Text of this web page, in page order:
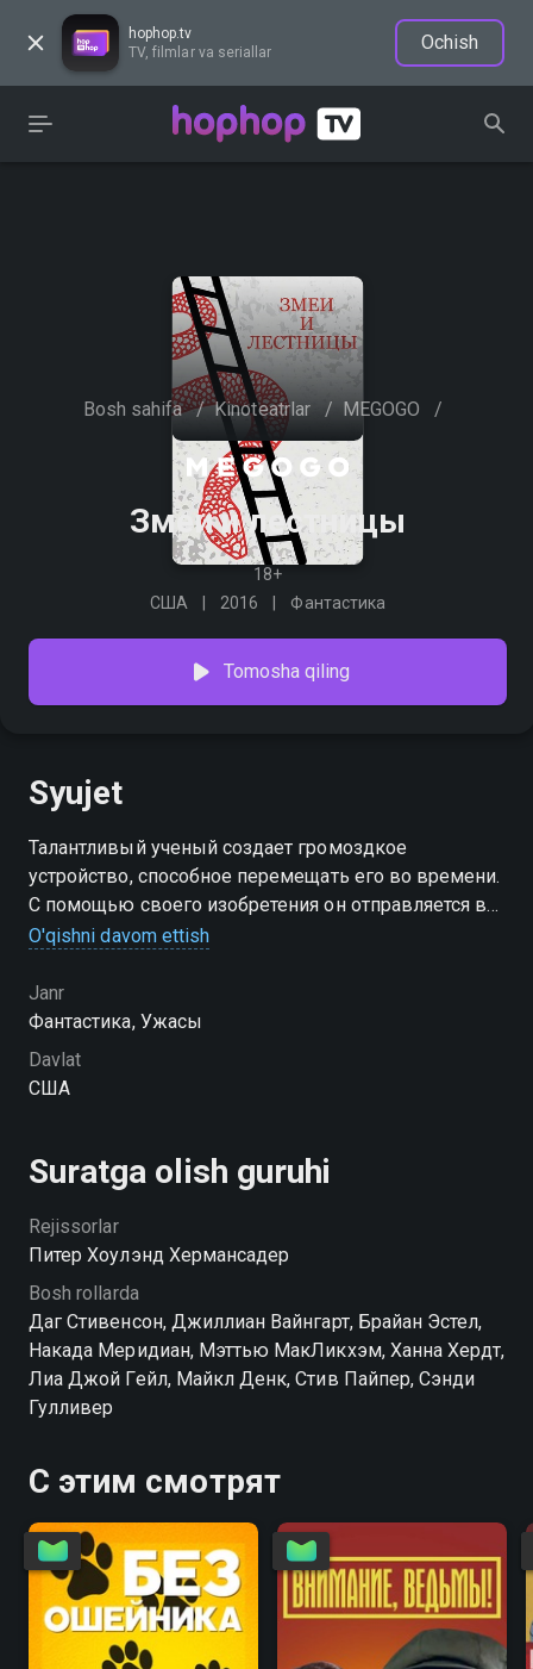
hophop.tv
TV, filmlar va seriallar
Ochish
Bosh sahifa / Kinoteatrlar / MEGOGO /
Змеи и лестницы
18+
США
2016 Фантастика
Tomosha qiling
Syujet
Талантливый ученый создает громоздкое
устройство, способное перемещать его во времени.
С помощью своего изобретения он отправляется в
опасное путешествие, чтобы попытаться спасти
погоню сквозь слои пространства, он преследует ее
убийцу.
O'qishni davom ettish
Janr
Фантастика, Ужасы
Davlat
США
Suratga olish guruhi
Rejissorlar
Питер Хоулэнд Хермансадер
Bosh rollarda
Даг Стивенсон, Джиллиан Вайнгарт, Брайан Эстел,
Накада Меридиан, Мэттью МакЛикхэм, Ханна Хердт,
Лиа Джой Гейл, Майкл Денк, Стив Пайпер, Сэнди
Гулливер
С этим смотрят